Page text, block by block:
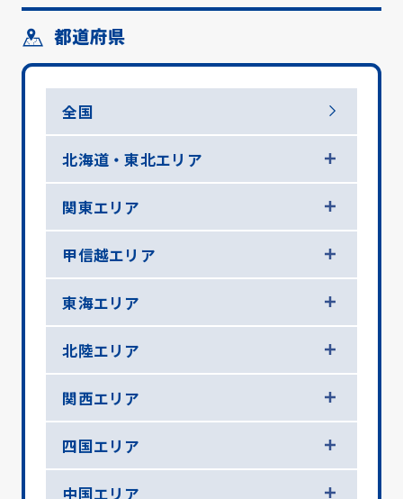
都道府県
全国
北海道・東北エリア
関東エリア
甲信越エリア
東海エリア
北陸エリア
関西エリア
四国エリア
中国エリア